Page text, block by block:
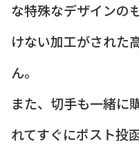
な特殊なデザインの
けない加工がされた
ん。
また、切手も一緒に
れてすぐにポスト投